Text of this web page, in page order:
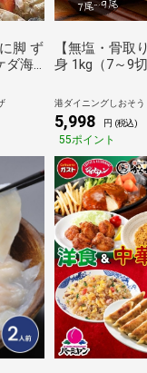
脚 ず
ダ海
【無塩・骨取
身 1kg（7～9切
港ダイニングしおそう
5,998 円 (税込)
55ポイント